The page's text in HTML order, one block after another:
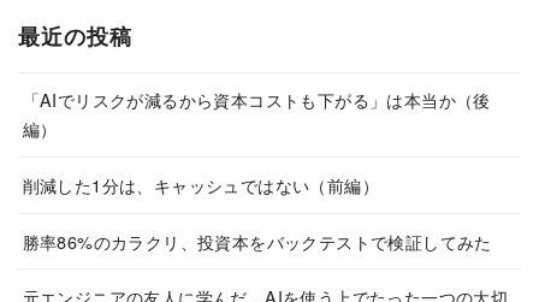
最近の投稿
「AIでリスクが減るから資本コストも下がる」は本当か（後
編）
削減した1分は、キャッシュではない（前編）
勝率86%のカラクリ、投資本をバックテストで検証してみた
元エンジニアの友人に学んだ、AIを使う上でたった一つの大切